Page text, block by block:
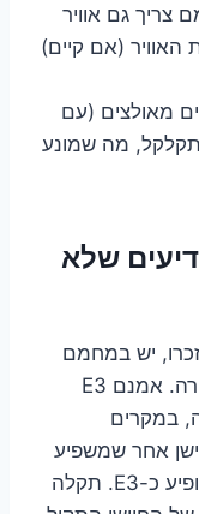
צריך גם אוויר
האוויר (אם קיים)
מאולצים (עם
מה שמונע
שלא
יש במחמם
חיישנים נוספים, כמו חיישני טמפרטורה. אמנם E3
במקרים
אחר שמשפיע
על תהליך ההצתה יכולה גם היא להופיע כ-E3. תקלה